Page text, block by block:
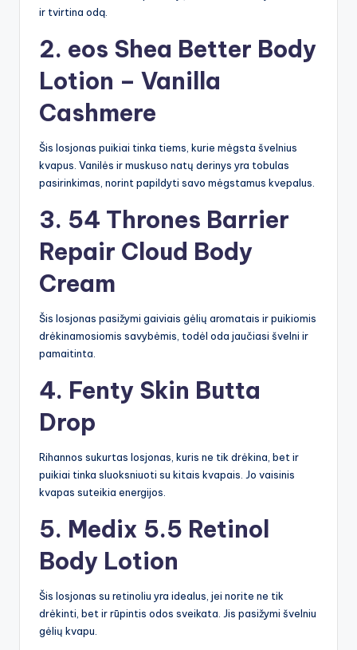
ir tvirtina odą.
2. eos Shea Better Body
Lotion – Vanilla
Cashmere
Šis losjonas puikiai tinka tiems, kurie mėgsta švelnius
kvapus. Vanilės ir muskuso natų derinys yra tobulas
pasirinkimas, norint papildyti savo mėgstamus kvepalus.
3. 54 Thrones Barrier
Repair Cloud Body
Cream
Šis losjonas pasižymi gaiviais gėlių aromatais ir puikiomis
drėkinamosiomis savybėmis, todėl oda jaučiasi švelni ir
pamaitinta.
4. Fenty Skin Butta
Drop
Rihannos sukurtas losjonas, kuris ne tik drėkina, bet ir
puikiai tinka sluoksniuoti su kitais kvapais. Jo vaisinis
kvapas suteikia energijos.
5. Medix 5.5 Retinol
Body Lotion
Šis losjonas su retinoliu yra idealus, jei norite ne tik
drėkinti, bet ir rūpintis odos sveikata. Jis pasižymi švelniu
gėlių kvapu.